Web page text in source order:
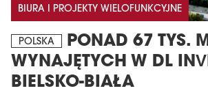
BIURA I PROJEKTY WIELOFUNKCYJNE
POLSKA
PONAD 67 TYS.
WYNAJĘTYCH W DL
BIELSKO-BIAŁA